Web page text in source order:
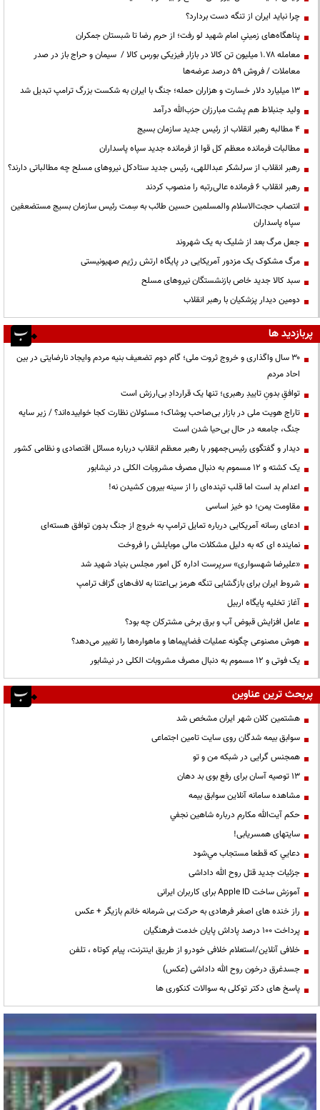
چرا نباید ایران از تنگه دست بردارد؟
پناهگاه‌های زمینیِ امام شهید لو رفت؛ از حرم رضا تا شبستان جمکران
معامله ۱.۷۸ میلیون تن کالا در بازار فیزیکی بورس کالا / سیمان و حراج باز در صدر
معاملات / فروش ۵۹ درصد عرضه‌ها
۱۳ میلیارد دلار خسارت و هزاران حمله؛ جنگ با ایران به شکست بزرگ ترامپ تبدیل شد
ولید جنبلاط هم پشت مبارزان حزب‌الله درآمد
۴ مطالبه رهبر انقلاب از رئیس جدید سازمان بسیج
مطالبات فرمانده معظم کل قوا از فرمانده جدید سپاه پاسداران
رهبر انقلاب از سرلشکر عبداللهی، رئیس جدید ستادکل نیروهای مسلح چه مطالباتی دارند؟
رهبر انقلاب ۶ فرمانده عالی‌رتبه را منصوب کردند
انتصاب حجت‌الاسلام ‌والمسلمین حسین طائب به سِمت رئیس سازمان بسیج مستضعفین
سپاه پاسداران
جعل مرگ بعد از شلیک به یک شهروند
مرگ مشکوک یک مزدور آمریکایی در پایگاه ارتش رژیم صهیونیستی
سبد کالا جدید خاص بازنشستگان نیروهای مسلح
دومین دیدار پزشکیان با رهبر انقلاب
پربازدید ها
۳۰ سال واگذاری و خروج ثروت ملی؛ گام دوم تضعیف بنیه مردم وایجاد نارضایتی در بین
احاد مردم
توافقِ بدونِ تاییدِ رهبری؛ تنها یک قراردادِ بی‌ارزش است
تاراج هویت ملی در بازار بی‌صاحب پوشاک؛ مسئولان نظارت کجا خوابیده‌اند؟ / زیر سایه
جنگ، جامعه در حال بی‌حیا شدن است
دیدار و گفتگوی رئیس‌جمهور با رهبر معظم انقلاب درباره مسائل اقتصادی و نظامی کشور
یک کشته و ۱۲ مسموم به دنبال مصرف مشروبات الکلی در نیشابور
اعدام بد است اما قلب تپنده‌ای را از سینه بیرون کشیدن نه!
مقاومت یمن؛ دو خیز اساسی
ادعای رسانه آمریکایی درباره تمایل ترامپ به خروج از جنگ بدون توافق هسته‌ای
نماینده ای که به دلیل مشکلات مالی موبایلش را فروخت
«علیرضا شهسواری» سرپرست اداره کل امور مجلس بنیاد شهید شد
شروط ایران برای بازگشایی تنگه هرمز بی‌اعتنا به لاف‌های گزاف ترامپ
آغاز تخلیه پایگاه اربیل
عامل افزایش قبوض آب و برق برخی مشترکان چه بود؟
هوش مصنوعی چگونه عملیات فضاپیماها و ماهواره‌ها را تغییر می‌دهد؟
یک فوتی و ۱۲ مسموم به دنبال مصرف مشروبات الکلی در نیشابور
پربحث ترین عناوین
هشتمین کلان شهر ایران مشخص شد
سوابق بیمه شدگان روی سایت تامین اجتماعی
همجنس گرایی در شبکه من و تو
13 توصیه آسان برای رفع بوی بد دهان
مشاهده سامانه آنلاين سوابق بیمه
حكم آيت‌الله مكارم درباره شاهين نجفي
سایتهای همسریابی!
دعايي كه قطعا مستجاب مي‌شود
جزئیات جدید قتل روح الله داداشی
آموزش ساخت Apple ID برای کاربران ایرانی
راز خنده های اصغر فرهادی به حرکت بی شرمانه خانم بازیگر + عکس
پرداخت ۱۰۰ درصد پاداش پایان خدمت فرهنگیان
خلافی آنلاین/استعلام خلافی خودرو از طریق اینترنت، پیام کوتاه ، تلفن
جسدغرق درخون روح الله داداشی (عکس)
پاسخ های دکتر توکلی به سوالات کنکوری ها